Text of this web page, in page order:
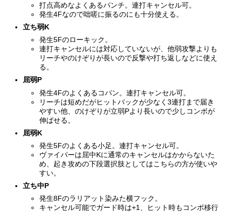
打点高めなよくあるパンチ。連打キャンセル可。
発生4Fなので咄嗟に振るのにも十分使える。
立ち弱K
発生5Fのローキック。
連打キャンセルには対応していないが、他弱攻撃よりも
リーチやのけぞりが長いので反撃や打ち返しなどに使え
る。
屈弱P
発生4Fのよくあるコパン。連打キャンセル可。
リーチは短めだがヒットバックが少なく3連打まで届き
やすい他、のけぞりが立弱Pより長いので少しコンボが
伸ばせる。
屈弱K
発生5Fのよくある小足。連打キャンセル可。
ヴァイパーは屈中Kに通常のキャンセルはかからないた
め、起き攻めの下段選択肢としてはこちらの方が使いや
すい。
立ち中P
発生8Fのラリアット染みた横フック。
キャンセル可能でガード時は+1、ヒット時もコンボ移行